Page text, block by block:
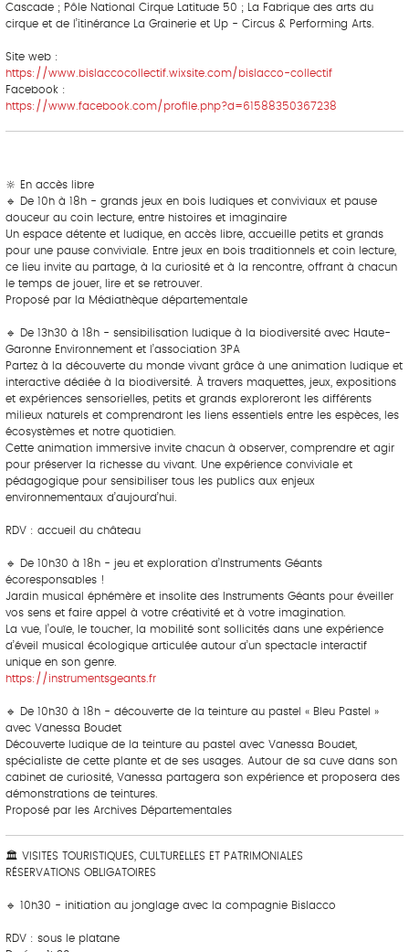
Cascade ; Pôle National Cirque Latitude 50 ; La Fabrique des arts du
cirque et de l’itinérance La Grainerie et Up - Circus & Performing Arts.
Site web :
https://www.bislaccocollectif.wixsite.com/bislacco-collectif
Facebook :
https://www.facebook.com/profile.php?d=61588350367238
🔆 En accès libre
🔹 De 10h à 18h - grands jeux en bois ludiques et conviviaux et pause
douceur au coin lecture, entre histoires et imaginaire
Un espace détente et ludique, en accès libre, accueille petits et grands
pour une pause conviviale. Entre jeux en bois traditionnels et coin lecture,
ce lieu invite au partage, à la curiosité et à la rencontre, offrant à chacun
le temps de jouer, lire et se retrouver.
Proposé par la Médiathèque départementale
🔹 De 13h30 à 18h - sensibilisation ludique à la biodiversité avec Haute-
Garonne Environnement et l’association 3PA
Partez à la découverte du monde vivant grâce à une animation ludique et
interactive dédiée à la biodiversité. À travers maquettes, jeux, expositions
et expériences sensorielles, petits et grands exploreront les différents
milieux naturels et comprendront les liens essentiels entre les espèces, les
écosystèmes et notre quotidien.
Cette animation immersive invite chacun à observer, comprendre et agir
pour préserver la richesse du vivant. Une expérience conviviale et
pédagogique pour sensibiliser tous les publics aux enjeux
environnementaux d’aujourd’hui.
RDV : accueil du château
🔹 De 10h30 à 18h - jeu et exploration d’Instruments Géants
écoresponsables !
Jardin musical éphémère et insolite des Instruments Géants pour éveiller
vos sens et faire appel à votre créativité et à votre imagination.
La vue, l’ouïe, le toucher, la mobilité sont sollicités dans une expérience
d’éveil musical écologique articulée autour d’un spectacle interactif
unique en son genre.
https://instrumentsgeants.fr
🔹 De 10h30 à 18h - découverte de la teinture au pastel « Bleu Pastel »
avec Vanessa Boudet
Découverte ludique de la teinture au pastel avec Vanessa Boudet,
spécialiste de cette plante et de ses usages. Autour de sa cuve dans son
cabinet de curiosité, Vanessa partagera son expérience et proposera des
démonstrations de teintures.
Proposé par les Archives Départementales
🏛 VISITES TOURISTIQUES, CULTURELLES ET PATRIMONIALES
RÉSERVATIONS OBLIGATOIRES
🔹 10h30 - initiation au jonglage avec la compagnie Bislacco
RDV : sous le platane